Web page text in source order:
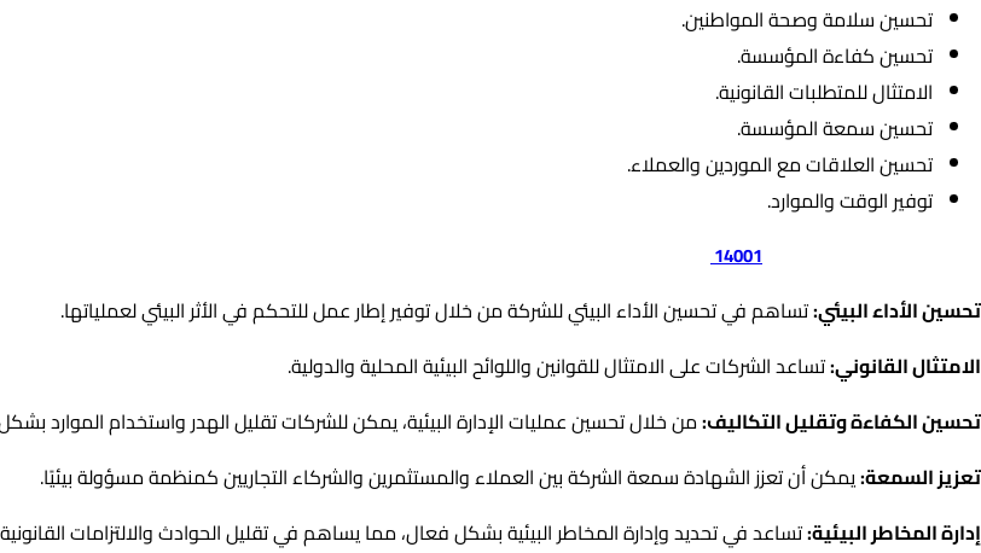
تحسين سلامة وصحة المواطنين.
تحسين كفاءة المؤسسة.
الامتثال للمتطلبات القانونية.
تحسين سمعة المؤسسة.
تحسين العلاقات مع الموردين والعملاء.
توفير الوقت والموارد.
14001
تحسين الأداء البيئي:تساهم في تحسين الأداء البيئي للشركة من خلال توفير إطار عمل للتحكم في الأثر البيئي لعملياتها.
الامتثال القانوني:تساعد الشركات على الامتثال للقوانين واللوائح البيئية المحلية والدولية.
تحسين الكفاءة وتقليل التكاليف:من خلال تحسين عمليات الإدارة البيئية، يمكن للشركات تقليل الهدر واستخدام الموارد
تعزيز السمعة:يمكن أن تعزز الشهادة سمعة الشركة بين العملاء والمستثمرين والشركاء التجاريين كمنظمة مسؤولة بيئيًا.
إدارة المخاطر البيئية:تساعد في تحديد وإدارة المخاطر البيئية بشكل فعال، مما يساهم في تقليل الحوادث والالتزامات